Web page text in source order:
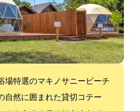
場特選のマキノサニービーチ
自然に囲まれた貸切コテー